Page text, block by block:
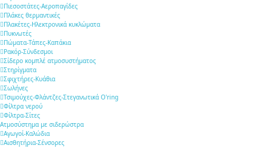
Πιεσοστάτες-Αεροπαγίδες
Πλάκες θερμαντικές
Πλακέτες-Ηλεκτρονικά κυκλώματα
Πυκνωτές
Πώματα-Τάπες-Καπάκια
Ρακόρ-Σύνδεσμοι
Σίδερο κομπλέ ατμοσυστήματος
Στηρίγματα
Σφιχτήρες-Κυάθια
Σωλήνες
Τσιμούχες-Φλάντζες-Στεγανωτικά O'ring
Φίλτρα νερού
Φίλτρα-Σίτες
Ατμοσύστημα με σιδερώστρα
Αγωγοί-Καλώδια
Αισθητήρια-Σένσορες